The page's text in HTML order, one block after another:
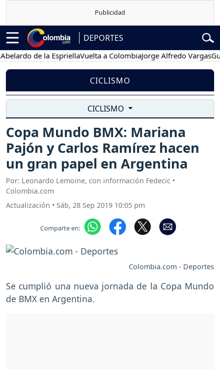
DEPORTES
de la EspriellaVuelta a ColombiaJorge Alfredo Vargas
CICLISMO
CICLISMO
Copa Mundo BMX: Mariana
Pajón y Carlos Ramírez hacen
un gran papel en Argentina
Por: Leonardo Lemoine, con información Fedecic •
Colombia.com
Actualización • Sáb, 28 Sep 2019 10:05 pm
Comparte en:
Colombia.com - Deportes
Se cumplió una nueva jornada de la Copa Mundo
de BMX en Argentina.